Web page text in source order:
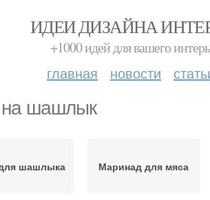
ИДЕИ ДИЗАЙНА
+1000 идей для вашего
главная новости
шашлык
шашлыка Маринад для мяса